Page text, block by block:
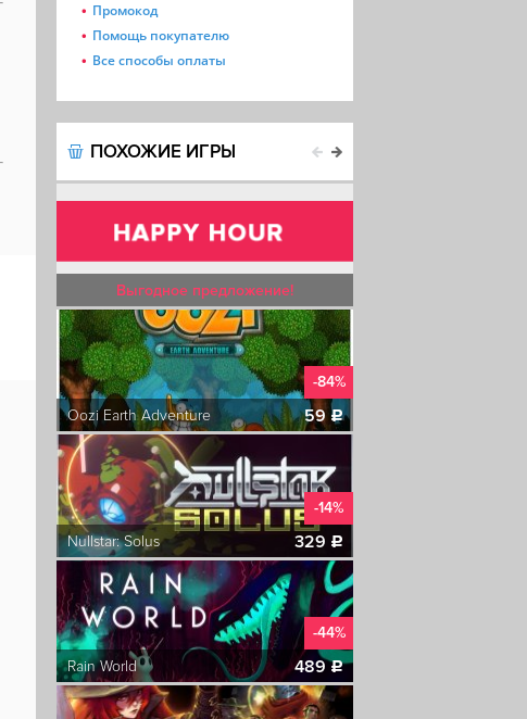
Промокод
Помощь покупателю
Все способы оплаты
ПОХОЖИЕ ИГРЫ
Выгодное предложение!
-84%
Oozi Earth Adventure
59 c
-14%
Nullstar: Solus
329 c
-44%
Rain World
489c